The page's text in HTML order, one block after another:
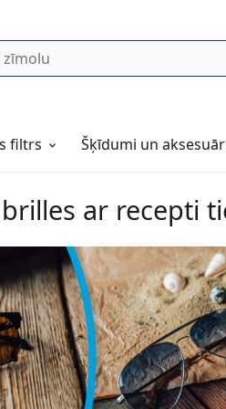
filtrs Šķīdumi un
ar recepti